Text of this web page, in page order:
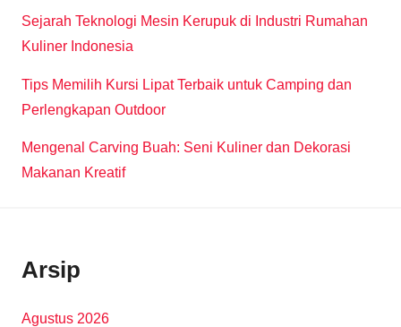
Sejarah Teknologi Mesin Kerupuk di Industri Rumahan
Kuliner Indonesia
Tips Memilih Kursi Lipat Terbaik untuk Camping dan
Perlengkapan Outdoor
Mengenal Carving Buah: Seni Kuliner dan Dekorasi
Makanan Kreatif
Arsip
Agustus 2026